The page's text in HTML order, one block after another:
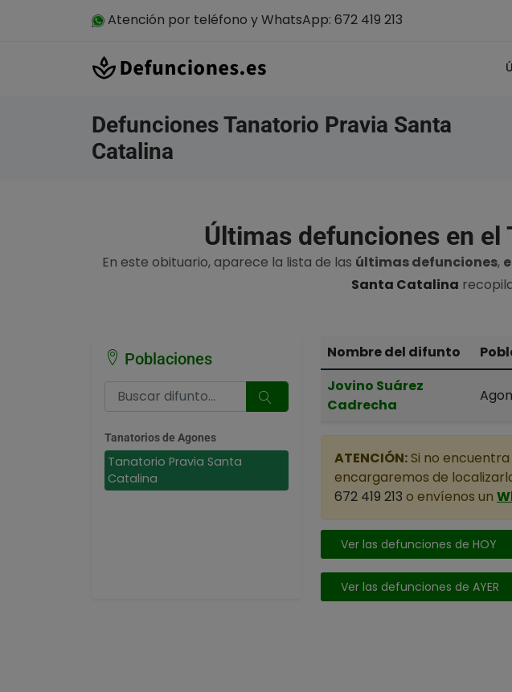
Atención por teléfono y WhatsApp: 672 419 213
Defunciones Tanatorio Pravia Santa
Catalina
Últimas defunciones en el
En este obituario, aparece la lista de las últimas defunciones,
Santa Catalina
Poblaciones
Tanatorios de Agones
Tanatorio Pravia Santa
Catalina
Nombre del difunto
Jovino Suárez
Cadrecha
ATENCIÓN:Si no
encargaremos de
672 419 213 o envíenos un
Ver las defunciones de HOY
Ver las defunciones de AYER